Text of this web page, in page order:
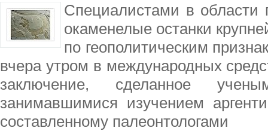
Специалистами в области
окаменелые останки
по геополитическим
вчера утром в международных
заключение, сделанное
занимавшимися изучением
составленному палеонтологами